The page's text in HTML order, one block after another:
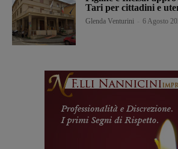
Tari per cittadini e
Glenda Venturini 6 Agosto